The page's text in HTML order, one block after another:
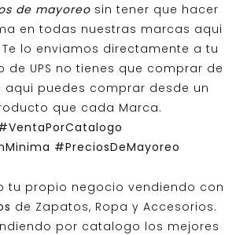
de mayoreosin tener que hacer
en todas nuestras marcas aqui
lo enviamos directamente a tu
de UPS no tienes que comprar de
puedes comprar desde un
que cada Marca.
#PreciosDeMayoreo
tu propio negocio vendiendo con
de Zapatos, Ropa y Accesorios.
por catalogo los mejores